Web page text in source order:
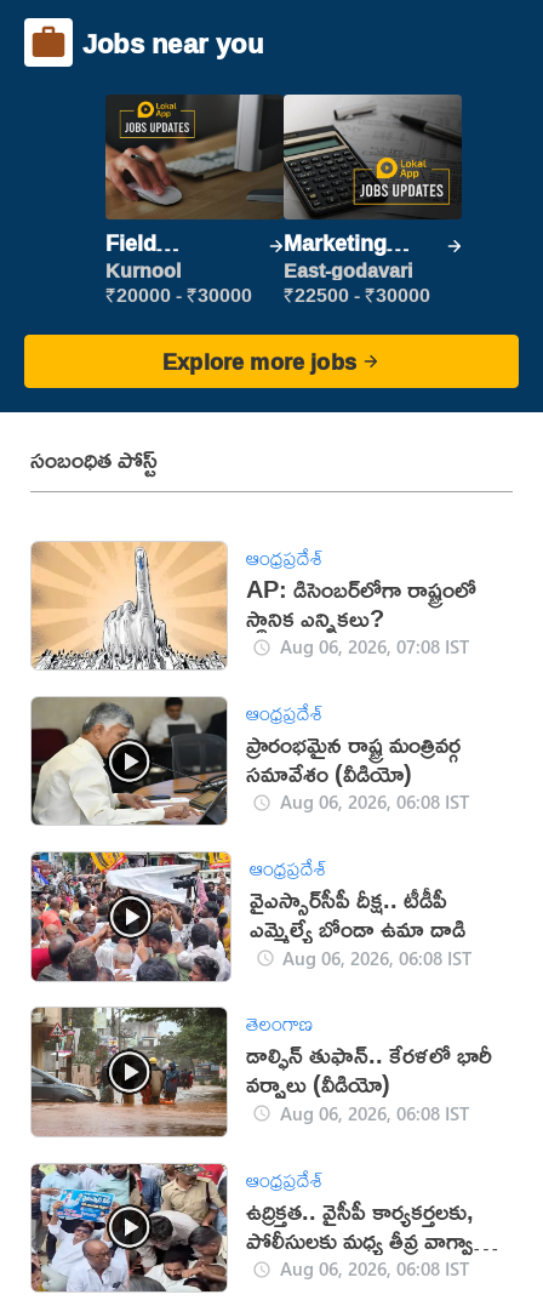
Jobs near you
Field
Marketing
Executive
Kurnool
₹20000 - ₹30000
Marketing
Executive
East-godavari
₹22500 - ₹30000
Explore more jobs
సంబంధిత పోస్ట్
ఆంధ్రప్రదేశ్
AP: డిసెంబర్‌లోగా రాష్ట్రంలో
స్థానిక ఎన్నికలు?
Aug 06, 2026, 07:08 IST
ఆంధ్రప్రదేశ్
ప్రారంభమైన రాష్ట్ర మంత్రివర్గ
సమావేశం (వీడియో)
Aug 06, 2026, 06:08 IST
ఆంధ్రప్రదేశ్
వైఎస్సార్‌సీపీ దీక్ష.. టీడీపీ
ఎమ్మెల్యే బోండా ఉమా దాడి
Aug 06, 2026, 06:08 IST
తెలంగాణ
డాల్ఫిన్ తుఫాన్.. కేరళలో భారీ
వర్షాలు (వీడియో)
Aug 06, 2026, 06:08 IST
ఆంధ్రప్రదేశ్
ఉద్రిక్తత.. వైసీపీ కార్యకర్తలకు,
పోలీసులకు మధ్య తీవ్ర వాగ్వాదం
(VIDEO)
Aug 06, 2026, 06:08 IST